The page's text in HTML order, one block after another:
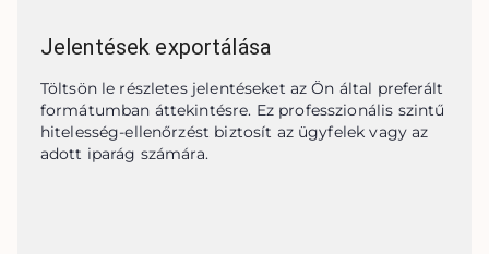
Jelentések exportálása
Töltsön le részletes jelentéseket az Ön által preferált
formátumban áttekintésre. Ez professzionális szintű
hitelesség-ellenőrzést biztosít az ügyfelek vagy az
adott iparág számára.